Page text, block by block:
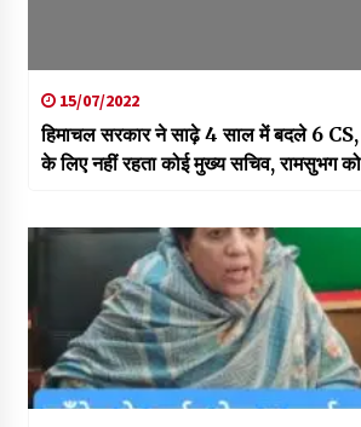
15/07/2022
हिमाचल सरकार ने साढ़े 4 साल में बदले 6
के लिए नहीं रहता कोई मुख्य सचिव, रामसुभग को